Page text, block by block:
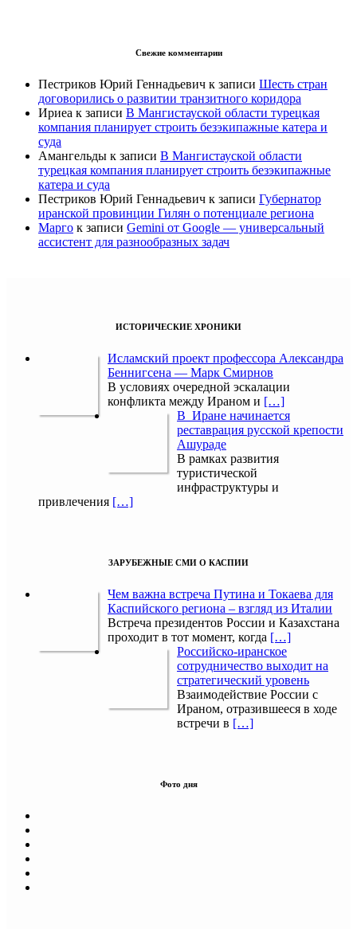
Свежие комментарии
Пестриков Юрий Геннадьевич к записи Шесть стран
договорились о развитии транзитного коридора
Ириеа к записи В Мангистауской области турецкая
компания планирует строить безэкипажные катера и
суда
Амангельды к записи В Мангистауской области
турецкая компания планирует строить безэкипажные
катера и суда
Пестриков Юрий Геннадьевич к записи Губернатор
иранской провинции Гилян о потенциале региона
Марго к записи Gemini от Google — универсальный
ассистент для разнообразных задач
ИСТОРИЧЕСКИЕ ХРОНИКИ
Исламский проект профессора Александра
Беннигсена — Марк Смирнов
В условиях очередной эскалации
конфликта между Ираном и […]
В Иране начинается
реставрация русской крепости
Ашураде
В рамках развития
туристической
инфраструктуры и
привлечения […]
ЗАРУБЕЖНЫЕ СМИ О КАСПИИ
Чем важна встреча Путина и Токаева для
Каспийского региона – взгляд из Италии
Встреча президентов России и Казахстана
проходит в тот момент, когда […]
Российско-иранское
сотрудничество выходит на
стратегический уровень
Взаимодействие России с
Ираном, отразившееся в ходе
встречи в […]
Фото дня